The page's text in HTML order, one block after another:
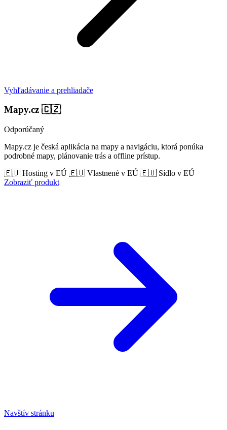
Vyhľadávanie a prehliadače
Mapy.cz 🇨🇿
Odporúčaný
Mapy.cz je česká aplikácia na mapy a navigáciu, ktorá ponúka
podrobné mapy, plánovanie trás a offline prístup.
🇪🇺 Hosting v EÚ 🇪🇺 Vlastnené v EÚ 🇪🇺 Sídlo v EÚ
Zobraziť produkt
Navštív stránku